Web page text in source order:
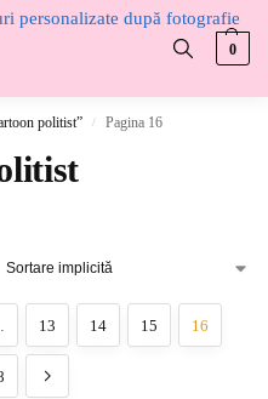
0
politist” / Pagina 16
13 14 15 16